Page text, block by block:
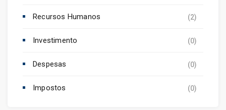
Recursos Humanos (2)
Investimento (0)
Despesas (0)
Impostos (0)